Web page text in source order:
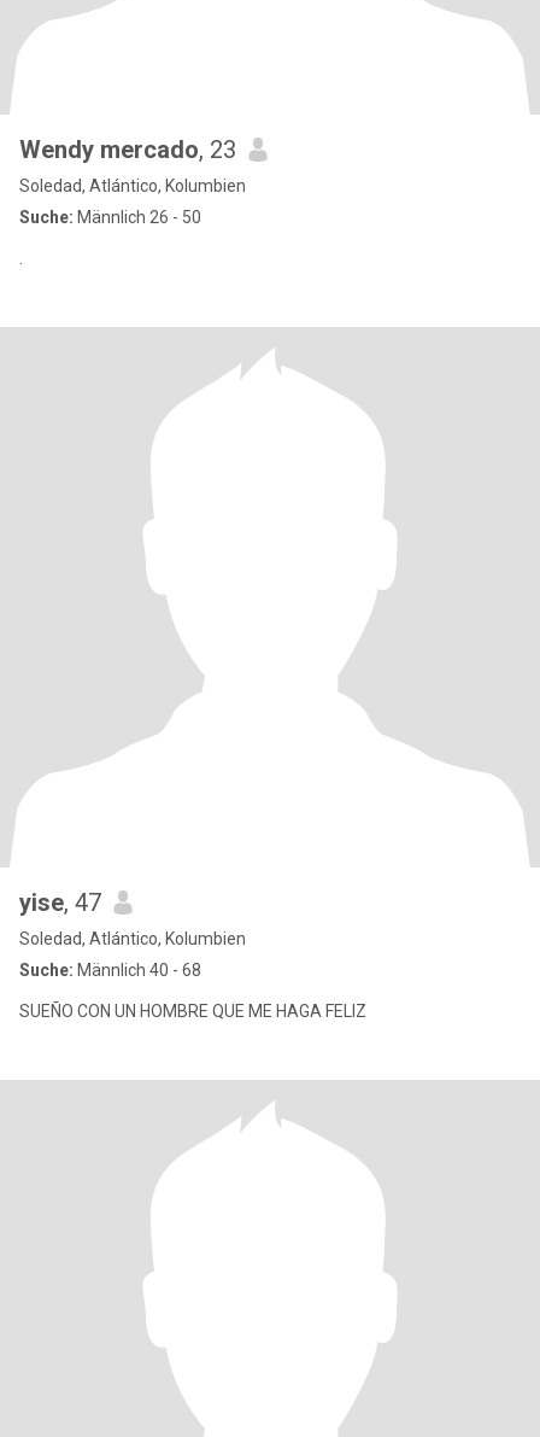
Wendy mercado, 23
Soledad, Atlántico, Kolumbien
Suche: Männlich 26 - 50
yise, 47
Soledad, Atlántico, Kolumbien
Suche: Männlich 40 - 68
SUEÑO CON UN HOMBRE QUE ME HAGA FELIZ